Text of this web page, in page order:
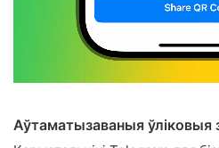
Аўтаматызаваныя ўліковыя